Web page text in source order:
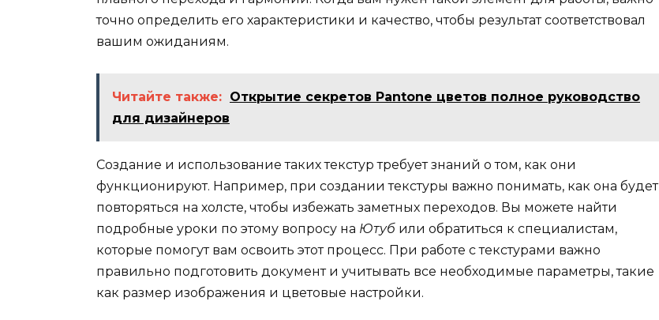
точно определить его характеристики и качество, чтобы результат соответствовал
вашим ожиданиям.
Читайте также: Открытие секретов Pantone цветов полное руководство
для дизайнеров
Создание и использование таких текстур требует знаний о том, как они
функционируют. Например, при создании текстуры важно понимать, как она будет
повторяться на холсте, чтобы избежать заметных переходов. Вы можете найти
подробные уроки по этому вопросу на Ютуб или обратиться к специалистам,
которые помогут вам освоить этот процесс. При работе с текстурами важно
правильно подготовить документ и учитывать все необходимые параметры, такие
как размер изображения и цветовые настройки.